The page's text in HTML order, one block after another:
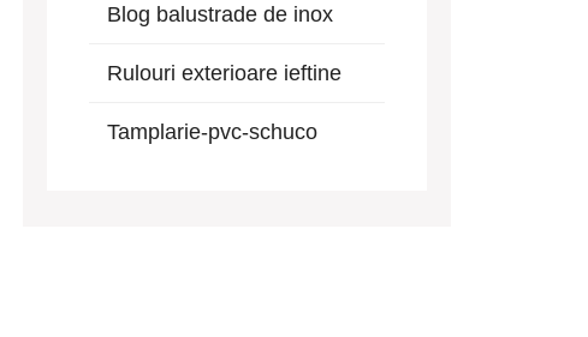
Blog balustrade de inox
Rulouri exterioare ieftine
Tamplarie-pvc-schuco